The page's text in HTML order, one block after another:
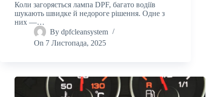
Коли загоряється лампа DPF, багато водіїв
шукають швидке й недороге рішення. Одне з
них —…
By dpfcleansystem
On 7 Листопада, 2025